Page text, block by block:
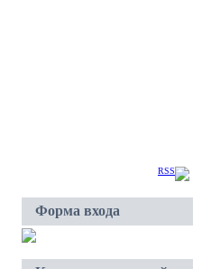
RSS
Форма входа